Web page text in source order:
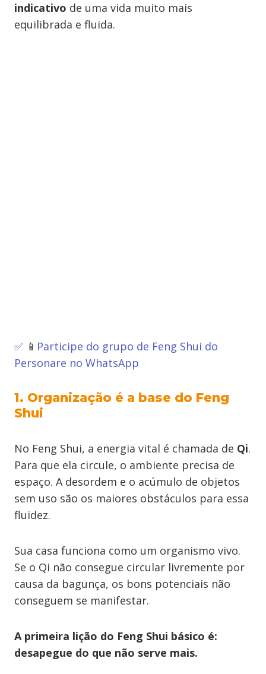
indicativo de uma vida muito mais
equilibrada e fluida.
✅ 📱 Participe do grupo de Feng Shui do
Personare no WhatsApp
1. Organização é a base do Feng
Shui
No Feng Shui, a energia vital é chamada de Qi.
Para que ela circule, o ambiente precisa de
espaço. A desordem e o acúmulo de objetos
sem uso são os maiores obstáculos para essa
fluidez.
Sua casa funciona como um organismo vivo.
Se o Qi não consegue circular livremente por
causa da bagunça, os bons potenciais não
conseguem se manifestar.
A primeira lição do Feng Shui básico é:
desapegue do que não serve mais.